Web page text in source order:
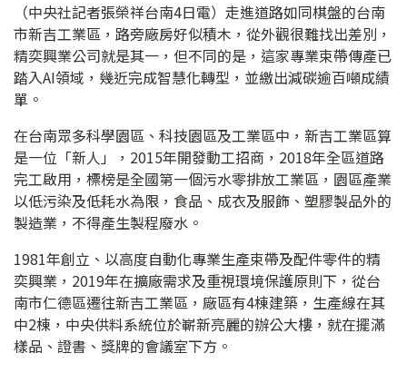
（中央社記者張榮祥台南4日電）走進道路如同棋盤的台南
市新吉工業區，路旁廠房好似積木，從外觀很難找出差別，
精奕興業公司就是其一，但不同的是，這家專業束帶傳產已
踏入AI領域，幾近完成智慧化轉型，並繳出減碳逾百噸成績
單。
在台南眾多科學園區、科技園區及工業區中，新吉工業區算
是一位「新人」，2015年開發動工招商，2018年全區道路
完工啟用，標榜是全國第一個污水零排放工業區，園區產業
以低污染及低耗水為限，食品、成衣及服飾、塑膠製品外的
製造業，不得產生製程廢水。
1981年創立、以高度自動化專業生產束帶及配件零件的精
奕興業，2019年在擴廠需求及重視環境保護原則下，從台
南市仁德區遷往新吉工業區，廠區有4棟建築，生產線在其
中2棟，中央供料系統位於嶄新亮麗的辦公大樓，就在擺滿
樣品、證書、獎牌的會議室下方。